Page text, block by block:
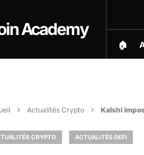
Academy
🏠︎
Actualités Crypto Kalshi
CRYPTO ACTUALITÉS DEFI